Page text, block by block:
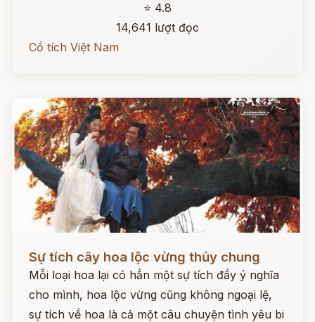
⭐ 4.8
14,641 lượt đọc
Cổ tích Việt Nam
Sự tích cây hoa lộc vừng thủy chung
Mỗi loại hoa lại có hẳn một sự tích đầy ý nghĩa
cho mình, hoa lộc vừng cũng không ngoại lệ,
sự tích về hoa là cả một câu chuyện tình yêu bi